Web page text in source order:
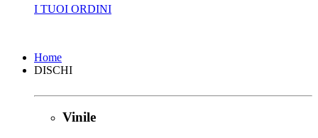
I TUOI ORDINI
Home
DISCHI
Vinile